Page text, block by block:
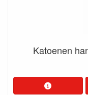
Katoenen